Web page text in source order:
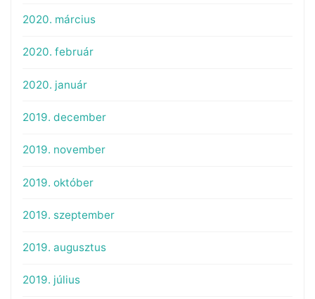
2020. március
2020. február
2020. január
2019. december
2019. november
2019. október
2019. szeptember
2019. augusztus
2019. július